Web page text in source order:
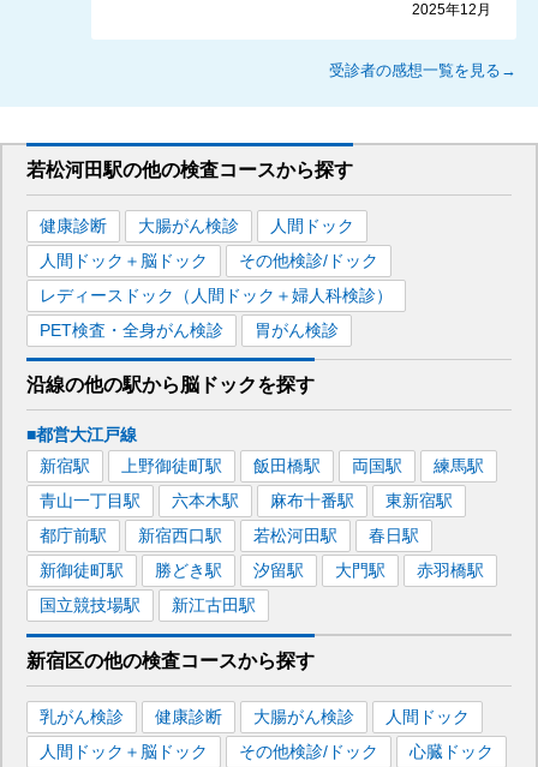
2025年12月
受診者の感想一覧を見る→
若松河田駅の他の検査コースから探す
健康診断 大腸がん検診
人間ドック
人間ドック＋脳ドック
その他検診/ドック
レディースドック（人間ドック＋婦人科検診）
PET検査・全身がん検診
胃がん検診
沿線の他の駅から脳ドックを探す
■都営大江戸線
新宿駅 上野御徒町駅 飯田橋駅 両国駅 練馬駅
青山一丁目駅 六本木駅 麻布十番駅 東新宿駅
都庁前駅 新宿西口駅 若松河田駅 春日駅
新御徒町駅 勝どき駅 汐留駅 大門駅 赤羽橋駅
国立競技場駅 新江古田駅
新宿区の他の検査コースから探す
乳がん検診 健康診断 大腸がん検診
人間ドック
人間ドック＋脳ドック
その他検診/ドック
心臓ドック